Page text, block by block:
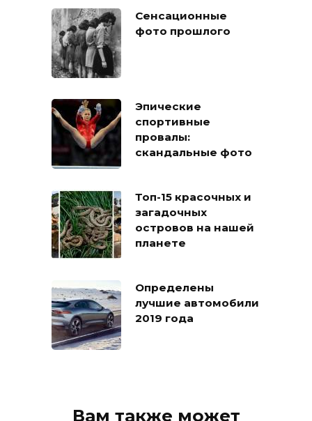
Сенсационные
фото прошлого
Эпические
спортивные
провалы:
скандальные фото
Топ-15 красочных и
загадочных
островов на нашей
планете
Определены
лучшие автомобили
2019 года
Вам также может